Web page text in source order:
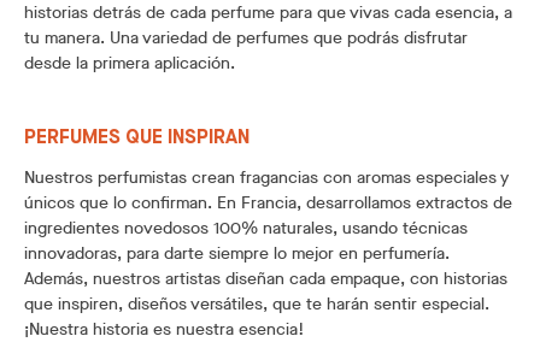
historias detrás de cada perfume para que vivas cada esencia, a
tu manera. Una variedad de perfumes que podrás disfrutar
desde la primera aplicación.
PERFUMES QUE INSPIRAN
Nuestros perfumistas crean fragancias con aromas especiales y
únicos que lo confirman. En Francia, desarrollamos extractos de
ingredientes novedosos 100% naturales, usando técnicas
innovadoras, para darte siempre lo mejor en perfumería.
Además, nuestros artistas diseñan cada empaque, con historias
que inspiren, diseños versátiles, que te harán sentir especial.
¡Nuestra historia es nuestra esencia!